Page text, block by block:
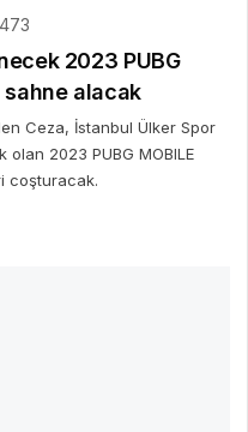
473
2023 PUBG
sahne alacak
Ceza, İstanbul Ülker Spor
2023 PUBG MOBILE
coşturacak.